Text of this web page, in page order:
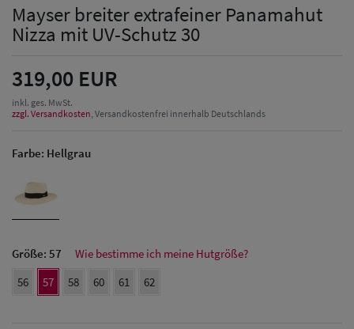
Herren
Mayser breiter extrafeiner Panamahut
Nizza mit UV-Schutz 30
319,00 EUR
inkl. ges. MwSt.
zzgl. Versandkosten , Versandkostenfrei innerhalb Deutschlands
Farbe: Hellgrau
Größe: 57
Wie bestimme ich meine Hutgröße?
56
57 58 60 61 62